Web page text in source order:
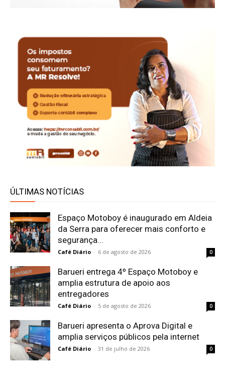
ÚLTIMAS NOTÍCIAS
Espaço Motoboy é inaugurado em Aldeia
da Serra para oferecer mais conforto e
segurança...
Café Diário - 6 de agosto de 2026 0
Barueri entrega 4º Espaço Motoboy e
amplia estrutura de apoio aos
entregadores
Café Diário - 5 de agosto de 2026 0
Barueri apresenta o Aprova Digital e
amplia serviços públicos pela internet
Café Diário - 31 de julho de 2026 0